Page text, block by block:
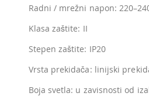
Radni / mrežni napon:
Klasa zaštite: II
Stepen zaštite: IP20
Vrsta prekidača: linijski
Boja svetla: u zavisnosti od